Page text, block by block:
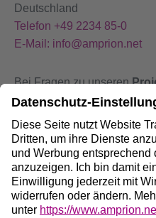
Deutschland
Telefon +49 2234 85-0
E-Mail: info@amprion.net
Bei Fragen zu unseren
+49 800 584 9000
BeiStörungen an unseren
+49 800 490 4000
Social Media: